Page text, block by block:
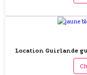
Location Guirlande